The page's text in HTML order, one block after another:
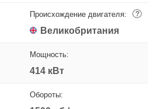
Происхождение двигателя: ?
Великобритания
Мощность:
414 кВт
Обороты: